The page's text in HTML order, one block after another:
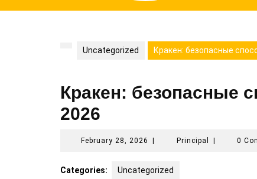
Uncategorized Кракен: безопасные
Кракен: безопасные
2026
February 28, 2026 FebruaryPrincipal Principal0
Categories: Uncategorized